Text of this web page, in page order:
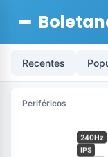
Recentes
Periféricos
240Hz
IPS